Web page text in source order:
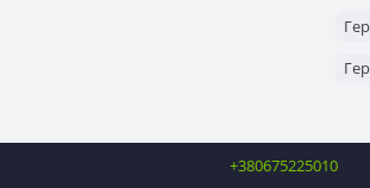
+380675225010